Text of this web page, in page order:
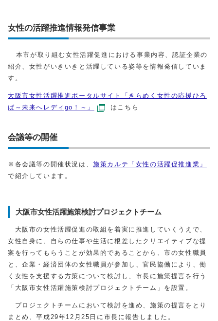
女性の活躍推進情報発信事業
本市が取り組む女性活躍促進における事業内容、認証企業の
紹介、女性がいきいきと活躍している姿等を情報発信していま
す。
大阪市女性活躍推進ポータルサイト「きらめく女性の応援ひろ
ば～未来へレディgo！～」
はこちら
会議等の開催
※各会議等の開催状況は、施策カルテ「女性の活躍促推進業」
で紹介しています。
大阪市女性活躍施策検討プロジェクトチーム
大阪市の女性活躍促進の取組を着実に推進していくうえで、
女性自身に、自らの仕事や生活に根差したクリエイティブな提
案を行ってもらうことが効果的であることから、市の女性職員
と、企業・経済団体の女性職員が参加し、官民協働により、働
く女性を支援する方策について検討し、市長に施策提言を行う
「大阪市女性活躍施策検討プロジェクトチーム」を設置。
プロジェクトチームにおいて検討を進め、施策の提言をとり
まとめ、平成29年12月25日に市長に報告しました。